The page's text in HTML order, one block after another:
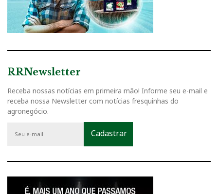
RRNewsletter
Receba nossas notícias em primeira mão! Informe seu e-mail e
receba nossa Newsletter com notícias fresquinhas do
agronegócio.